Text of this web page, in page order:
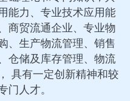
能力、专业技术应用能
商贸流通企业、专业物
、生产物流管理、销售
仓储及库存管理、物流
具有一定创新精神和较
人才。